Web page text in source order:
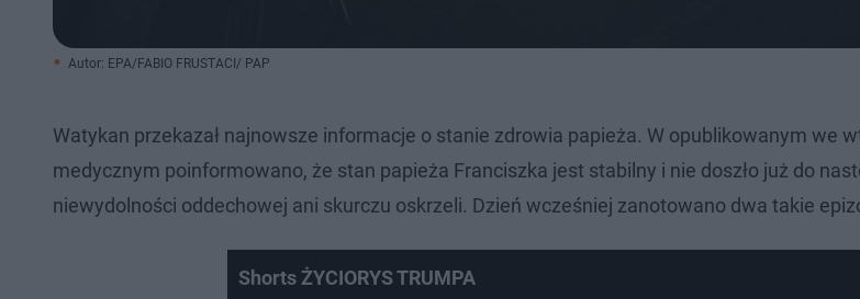
Autor: EPA/FABIO FRUSTACI/ PAP
Watykan przekazał najnowsze informacje o stanie zdrowia papieża. W opublikowanym we
medycznym poinformowano, że stan papieża Franciszka jest stabilny i nie doszło już do
niewydolności oddechowej ani skurczu oskrzeli. Dzień wcześniej zanotowano dwa takie
Shorts ŻYCIORYS TRUMPA